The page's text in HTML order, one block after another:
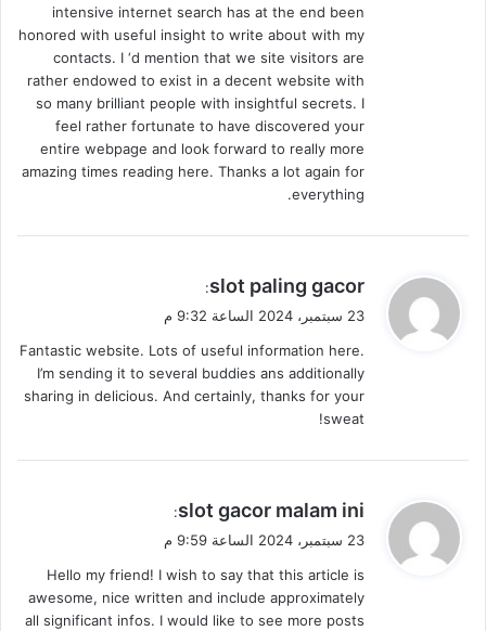
intensive internet search has at the end been
honored with useful insight to write about with my
contacts. I ‘d mention that we site visitors are
rather endowed to exist in a decent website with
so many brilliant people with insightful secrets. I
feel rather fortunate to have discovered your
entire webpage and look forward to really more
amazing times reading here. Thanks a lot again for
everything.
ي
ق
ل
slot paling gacor
:
23 سبتمبر، 2024 الساعة 9:32 م
Fantastic website. Lots of useful information here.
I’m sending it to several buddies ans additionally
sharing in delicious. And certainly, thanks for your
sweat!
ي
ق
ل
slot gacor malam ini
:
23 سبتمبر، 2024 الساعة 9:59 م
Hello my friend! I wish to say that this article is
awesome, nice written and include approximately
all significant infos. I would like to see more posts